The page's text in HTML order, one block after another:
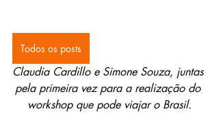
Todos os posts
Claudia Cardillo e Simone Souza, juntas
pela primeira vez para a realização do
workshop que pode viajar o Brasil.